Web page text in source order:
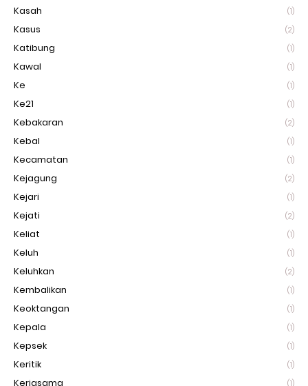
Kasah (1)
Kasus (2)
Katibung (1)
Kawal (1)
Ke (1)
Ke21 (1)
Kebakaran (2)
Kebal (1)
Kecamatan (1)
Kejagung (2)
Kejari (1)
Kejati (2)
Keliat (1)
Keluh (1)
Keluhkan (2)
Kembalikan (1)
Keoktangan (1)
Kepala (1)
Kepsek (1)
Keritik (1)
Kerjasama (1)